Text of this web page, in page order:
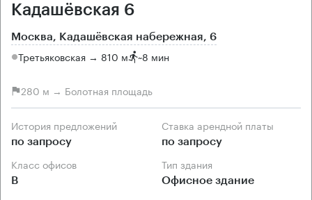
Кадашёвская 6
Москва, Кадашёвская набережная, 6
Третьяковская → 810 м ~8 мин
280 м → Болотная площадь
История предложений
по запросу
Ставка арендной платы
по запросу
Класс офисов
B
Тип здания
Офисное здание